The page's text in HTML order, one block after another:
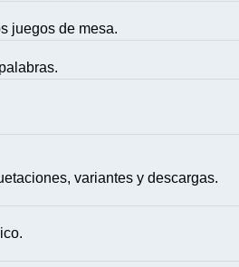
juegos de mesa.
variantes y descargas.